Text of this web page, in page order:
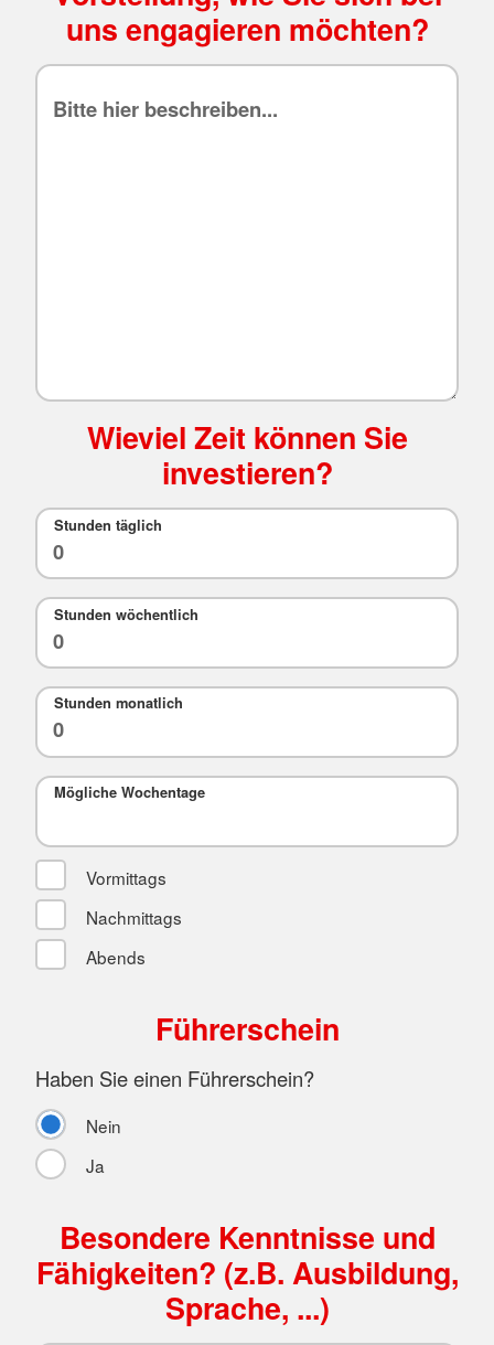
uns engagieren möchten?
Wieviel Zeit können Sie
investieren?
Stunden täglich
Stunden wöchentlich
Stunden monatlich
Mögliche Wochentage
Vormittags
Nachmittags
Abends
Führerschein
Haben Sie einen Führerschein?
Nein
Ja
Besondere Kenntnisse und
Fähigkeiten? (z.B. Ausbildung,
Sprache, ...)